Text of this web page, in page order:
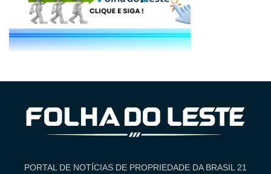
PORTAL DE NOTÍCIAS DE PROPRIEDADE DA BRASIL 21